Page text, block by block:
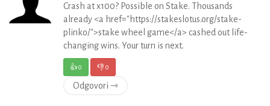
Crash at x100? Possible on Stake. Thousands
already <a href="https://stakeslotus.org/stake-
plinko/">stake wheel game</a> cashed out life-
changing wins. Your turn is next.
👍0 👎0
Odgovori ⇾